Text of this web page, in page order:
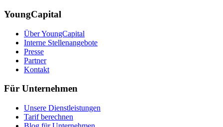
YoungCapital
Über YoungCapital
Interne Stellenangebote
Presse
Partner
Kontakt
Für Unternehmen
Unsere Dienstleistungen
Tarif berechnen